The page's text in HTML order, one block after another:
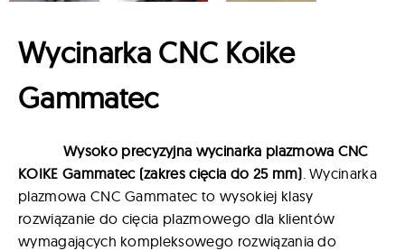
Wycinarka CNC Koike
Gammatec
Wysoko precyzyjna wycinarka plazmowa CNC
KOIKE Gammatec (zakres cięcia do 25 mm) . Wycinarka
plazmowa CNC Gammatec to wysokiej klasy
rozwiązanie do cięcia plazmowego dla klientów
wymagających kompleksowego rozwiązania do